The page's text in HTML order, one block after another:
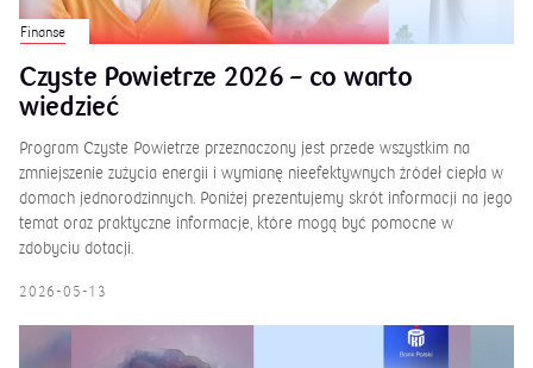
Finanse
Czyste Powietrze 2026 – co warto
wiedzieć
Program Czyste Powietrze przeznaczony jest przede wszystkim na
zmniejszenie zużycia energii i wymianę nieefektywnych źródeł ciepła w
domach jednorodzinnych. Poniżej prezentujemy skrót informacji na jego
temat oraz praktyczne informacje, które mogą być pomocne w
zdobyciu dotacji.
2026-05-13